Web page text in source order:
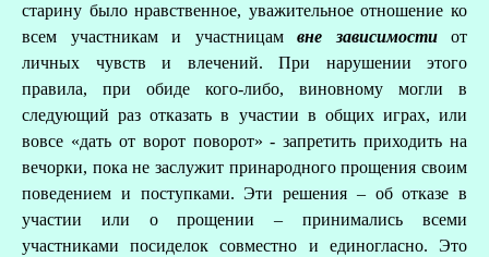
старину было нравственное, уважительное отношение ко
всем участникам и участницам вне зависимостиот
личных чувств и влечений. При нарушении этого
правила, при обиде кого-либо, виновному могли в
следующий раз отказать в участии в общих играх, или
вовсе «дать от ворот поворот» - запретить приходить на
вечорки, пока не заслужит принародного прощения своим
поведением и поступками. Эти решения – об отказе в
участии или о прощении – принимались всеми
участниками посиделок совместно и единогласно. Это